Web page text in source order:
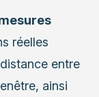
réelles
entre
ainsi